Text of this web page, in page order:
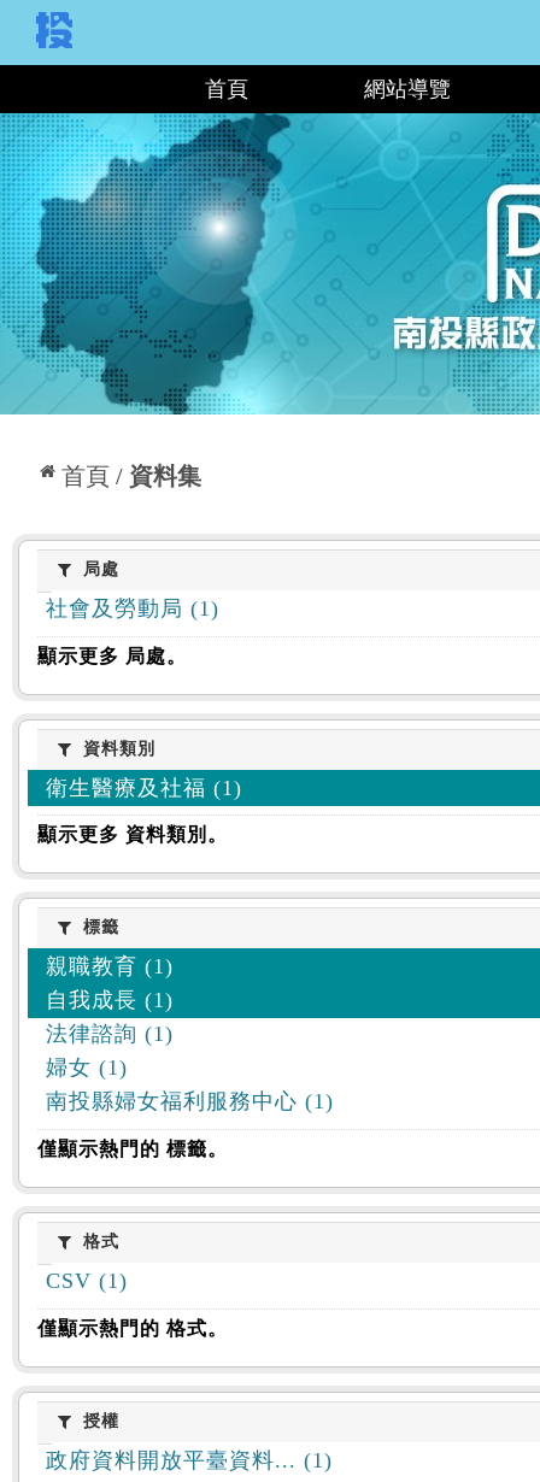
首頁 網站導覽
首頁 資料集
:::
局處局處
社會及勞動局 (1)
顯示更多 局處。
資料類別
資料類別
衛生醫療及社福 (1)
顯示更多 資料類別。
標籤標籤
親職教育 (1)
自我成長 (1)
法律諮詢 (1)
婦女 (1)
南投縣婦女福利服務中心 (1)
僅顯示熱門的 標籤。
格式格式
CSV (1)
僅顯示熱門的 格式。
授權授權
政府資料開放平臺資料... (1)